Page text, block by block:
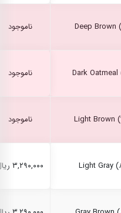
ناموجود
ناموجود
ناموجود
۳,۲۹۰,۰۰۰ ریال